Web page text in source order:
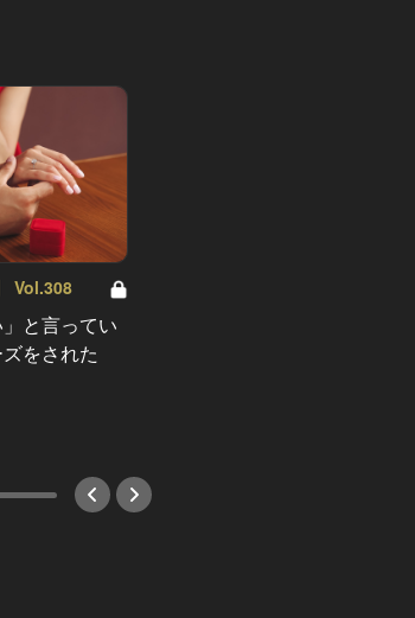
Vol.308
と言ってい
をされた